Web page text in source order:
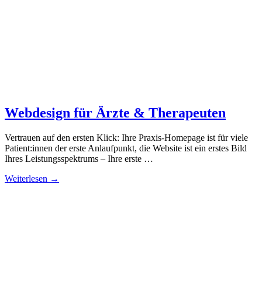
Webdesign für Ärzte & Therapeuten
Vertrauen auf den ersten Klick: Ihre Praxis-Homepage ist für viele
Patient:innen der erste Anlaufpunkt, die Website ist ein erstes Bild
Ihres Leistungsspektrums – Ihre erste …
Weiterlesen →